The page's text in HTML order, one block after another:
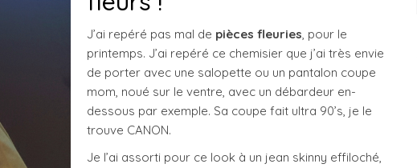
J’ai repéré pas mal de pièces fleuries, pour le
printemps. J’ai repéré ce chemisier que j’ai très envie
de porter avec une salopette ou un pantalon coupe
mom, noué sur le ventre, avec un débardeur en-
dessous par exemple. Sa coupe fait ultra 90’s, je le
trouve CANON.
Je l’ai assorti pour ce look à un jean skinny effiloché,